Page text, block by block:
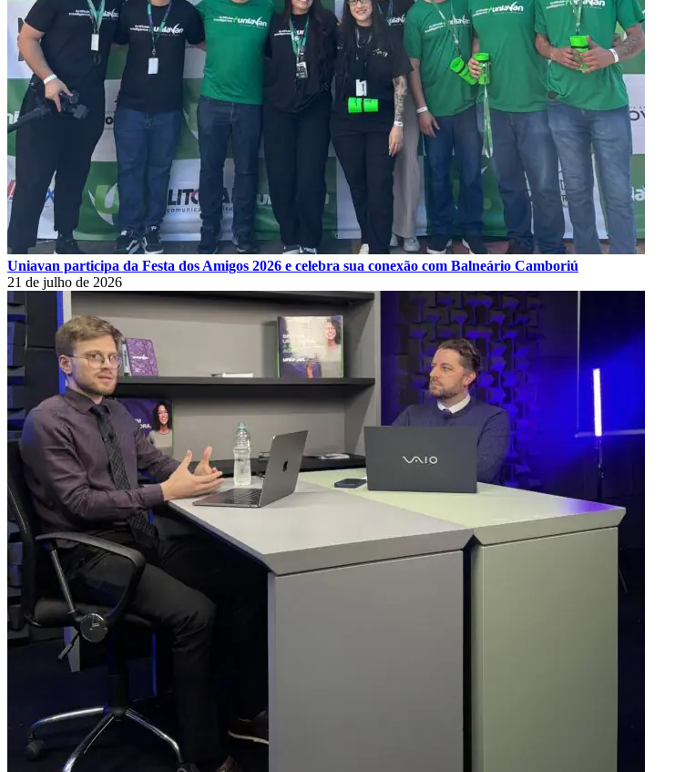
Uniavan participa da Festa dos Amigos 2026 e celebra sua conexão com Balneário Camboriú
21 de julho de 2026